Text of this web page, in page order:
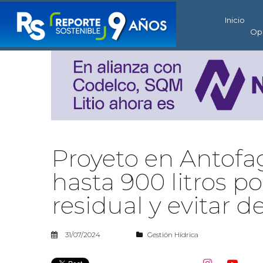
Inicio
Proyeto en
hasta 900 litros
residual y evitar
31/07/2024 Gestión Hídrica